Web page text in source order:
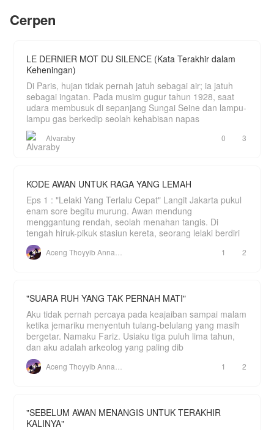
Karena kamu sendiri yang telah membuat ku
***
"Kamu gak masak sarapan?" tanya Reza heran
saat melihat meja makan kosong.
"Enggak!" jawab Hanna tak acuh seraya mengecat
"Enam bulan kita menikah tidak sekalipun kamu
memakan masakan ku. Jadi, buat apa aku masak!
Hanya buang tenang dan waktu saja!" balas
Hanna dengan nada sarkas.
Degg.
'Kamu? Dia baru saja memanggil ku dengan
Tolong jangan tumpuk bab dan lompat baca bab
nya. Karena itu akan berakibat buruk pada
peforma karya author 🙏🙏
Tolong hargai karya author 🙏
Klik like, coment vote dan beri rating 5 yah kakak
🥰🥰
keberuntungan, ia juga di cintai oleh istrinya.
hadapannya ini.
Lalu siapa putri yang akan menjadi istri Aston??
Bagaimana ceritanya? selamat membaca.
Cerpen
LE DERNIER MOT DU SILENCE (Kata Terakhir dalam
Keheningan)
Di Paris, hujan tidak pernah jatuh sebagai air; ia jatuh
sebagai ingatan. Pada musim gugur tahun 1928, saat
udara membusuk di sepanjang Sungai Seine dan lampu-
lampu gas berkedip seolah kehabisan napas
Alvaraby 0 3
KODE AWAN UNTUK RAGA YANG LEMAH
Eps 1 : "Lelaki Yang Terlalu Cepat" Langit Jakarta pukul
enam sore begitu murung. Awan mendung
menggantung rendah, seolah menahan tangis. Di
tengah hiruk-pikuk stasiun kereta, seorang lelaki berdiri
1 2
"SUARA RUH YANG TAK PERNAH MATI"
Aku tidak pernah percaya pada keajaiban sampai malam
ketika jemariku menyentuh tulang-belulang yang masih
bergetar. Namaku Fariz. Usiaku tiga puluh lima tahun,
dan aku adalah arkeolog yang paling dib
1 2
"SEBELUM AWAN MENANGIS UNTUK TERAKHIR
KALINYA"